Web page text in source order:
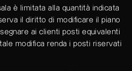
è limitata alla quantità indicata
il diritto di modificare il piano
ai clienti posti equivalenti
modifica renda i posti riservati